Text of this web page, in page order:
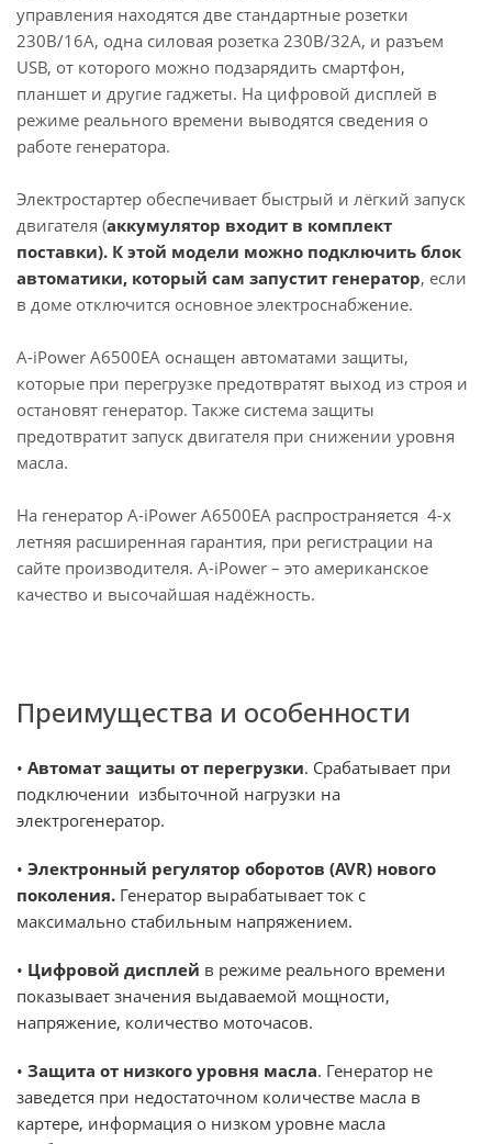
управления находятся две стандартные розетки
230В/16А, одна силовая розетка 230В/32А, и разъем
USB, от которого можно подзарядить смартфон,
планшет и другие гаджеты. На цифровой дисплей в
режиме реального времени выводятся сведения о
работе генератора.
Электростартер обеспечивает быстрый и лёгкий запуск
двигателя (аккумулятор входит в комплект
поставки). К этой модели можно подключить блок
автоматики, который сам запустит генератор, если
в доме отключится основное электроснабжение.
A-iPower A6500EA оснащен автоматами защиты,
которые при перегрузке предотвратят выход из строя и
остановят генератор. Также система защиты
предотвратит запуск двигателя при снижении уровня
масла.
На генератор A-iPower A6500EA распространяется 4-х
летняя расширенная гарантия, при регистрации на
сайте производителя. A-iPower – это американское
качество и высочайшая надёжность.
Преимущества и особенности
• Автомат защиты от перегрузки. Срабатывает при
подключении избыточной нагрузки на
электрогенератор.
• Электронный регулятор оборотов (AVR) нового
поколения. Генератор вырабатывает ток с
максимально стабильным напряжением.
• Цифровой дисплей в режиме реального времени
показывает значения выдаваемой мощности,
напряжение, количество моточасов.
• Защита от низкого уровня масла. Генератор не
заведется при недостаточном количестве масла в
картере, информация о низком уровне масла